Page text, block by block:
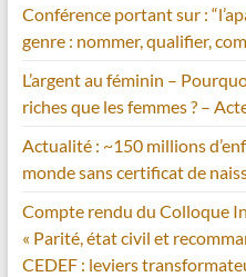
Conférence portant sur :
genre : nommer, qualifier,
L’argent au féminin –
riches que les femmes ? –
Actualité : ~150 millions
monde sans certificat de
Compte rendu du Colloque
« Parité, état civil et
CEDEF : leviers